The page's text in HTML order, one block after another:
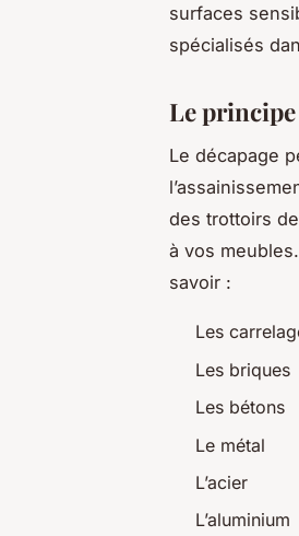
surfaces
spécialisés
Le principe
Le décapage
des trottoirs
à vos
savoir :
Les
Les briques
Les bétons
Le métal
L’acier
L’aluminium